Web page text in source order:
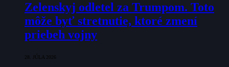
Zelenskyj odletel za Trumpom. Toto
môže byť stretnutie, ktoré zmení
priebeh vojny
28. JÚLA 2026